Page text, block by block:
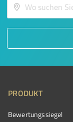
PRODUKT
Bewertungssiegel